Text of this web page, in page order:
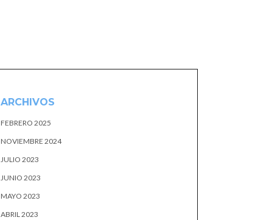
ARCHIVOS
FEBRERO 2025
NOVIEMBRE 2024
JULIO 2023
JUNIO 2023
MAYO 2023
ABRIL 2023